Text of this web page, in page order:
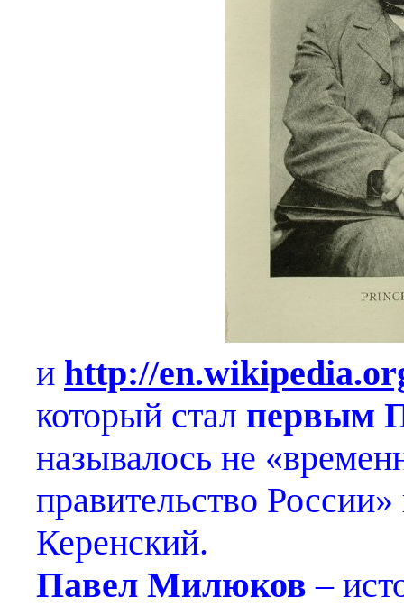
и http://
который стал первым
называлось не
правительство
Керенский.
Павел Милюков –